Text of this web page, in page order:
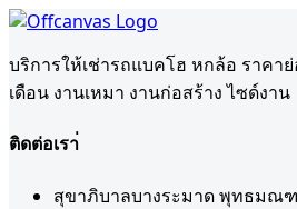
บริการให้เช่ารถแบคโฮ หกล้อ ราคา
เดือน งานเหมา งานก่อสร้าง ไซด์งาน
ติดต่อเรา่
สุขาภิบาลบางระมาด พุทธมณ